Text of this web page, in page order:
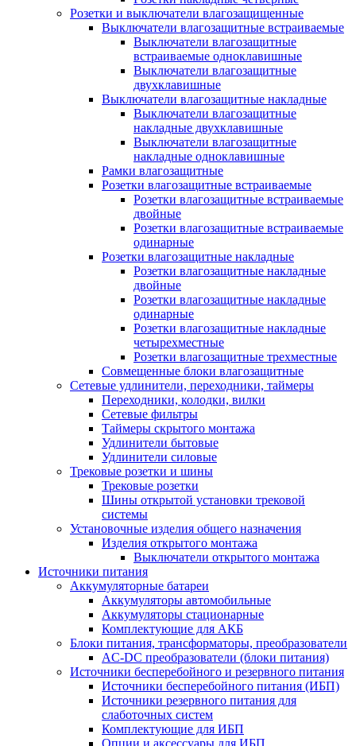
Розетки и выключатели влагозащищенные
Выключатели влагозащитные встраиваемые
Выключатели влагозащитные
встраиваемые одноклавишные
Выключатели влагозащитные
двухклавишные
Выключатели влагозащитные накладные
Выключатели влагозащитные
накладные двухклавишные
Выключатели влагозащитные
накладные одноклавишные
Рамки влагозащитные
Розетки влагозащитные встраиваемые
Розетки влагозащитные встраиваемые
двойные
Розетки влагозащитные встраиваемые
одинарные
Розетки влагозащитные накладные
Розетки влагозащитные накладные
двойные
Розетки влагозащитные накладные
одинарные
Розетки влагозащитные накладные
четырехместные
Розетки влагозащитные трехместные
Совмещенные блоки влагозащитные
Сетевые удлинители, переходники, таймеры
Переходники, колодки, вилки
Сетевые фильтры
Таймеры скрытого монтажа
Удлинители бытовые
Удлинители силовые
Трековые розетки и шины
Трековые розетки
Шины открытой установки трековой
системы
Установочные изделия общего назначения
Изделия открытого монтажа
Выключатели открытого монтажа
Источники питания
Аккумуляторные батареи
Аккумуляторы автомобильные
Аккумуляторы стационарные
Комплектующие для АКБ
Блоки питания, трансформаторы, преобразователи
AC-DC преобразователи (блоки питания)
Источники бесперебойного и резервного питания
Источники бесперебойного питания (ИБП)
Источники резервного питания для
слаботочных систем
Комплектующие для ИБП
Опции и аксессуары для ИБП